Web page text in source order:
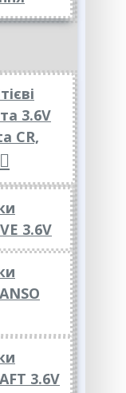
3.6V
CR,
3.6V
3.6V